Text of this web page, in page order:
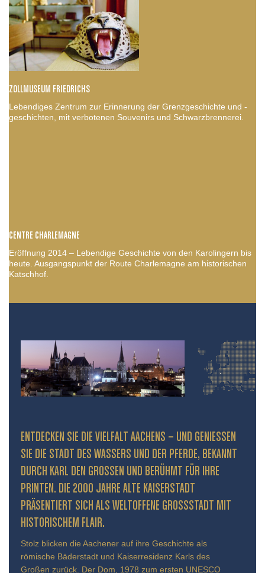
ZOLLMUSEUM FRIEDRICHS
Lebendiges Zentrum zur Erinnerung der Grenzgeschichte und -
geschichten, mit verbotenen Souvenirs und Schwarzbrennerei.
CENTRE CHARLEMAGNE
Eröffnung 2014 – Lebendige Geschichte von den Karolingern bis
heute. Ausgangspunkt der Route Charlemagne am historischen
Katschhof.
ENTDECKEN SIE DIE VIELFALT AACHENS – UND GENIESSEN S
IE DIE STADT DES WASSERS UND DER PFERDE, BEKANNT D
URCH KARL DEN GROSSEN UND BERÜHMT FÜR IHRE PR
INTEN. DIE 2000 JAHRE ALTE KAISERSTADT PR
ÄSENTIERT SICH ALS WELTOFFENE GROSSSTADT MIT HIS
TORISCHEM FLAIR.
Stolz blicken die Aachener auf ihre Geschichte als
römische Bäderstadt und Kaiserresidenz Karls des
Großen zurück. Der Dom, 1978 zum ersten UNESCO